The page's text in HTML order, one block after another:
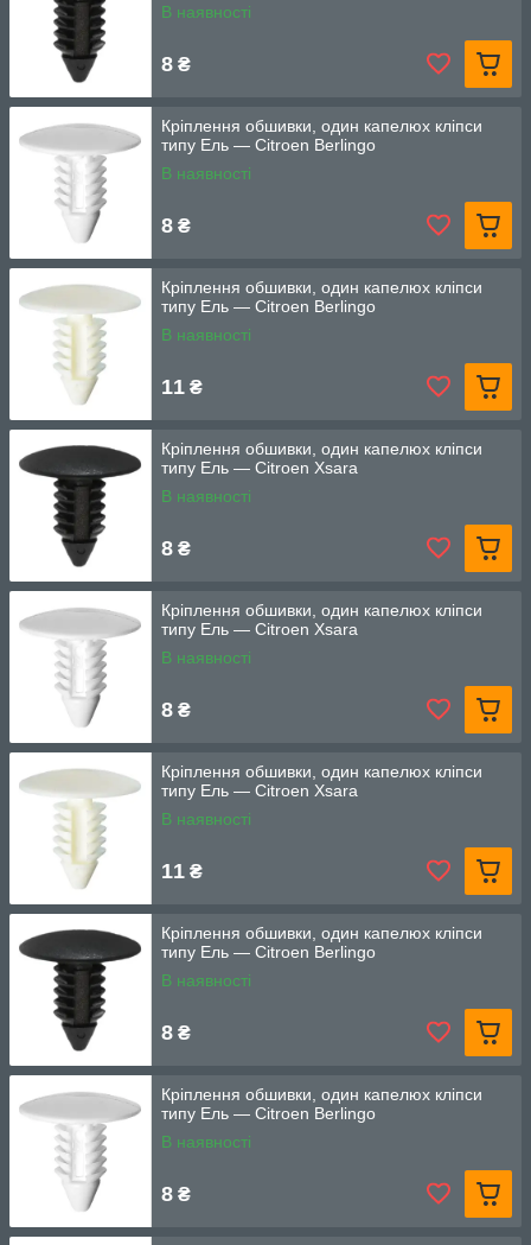
В наявності
8 ₴
Кріплення обшивки, один капелюх кліпси
типу Ель — Citroen Berlingo
В наявності
8 ₴
Кріплення обшивки, один капелюх кліпси
типу Ель — Citroen Berlingo
В наявності
11 ₴
Кріплення обшивки, один капелюх кліпси
типу Ель — Citroen Xsara
В наявності
8 ₴
Кріплення обшивки, один капелюх кліпси
типу Ель — Citroen Xsara
В наявності
8 ₴
Кріплення обшивки, один капелюх кліпси
типу Ель — Citroen Xsara
В наявності
11 ₴
Кріплення обшивки, один капелюх кліпси
типу Ель — Citroen Berlingo
В наявності
8 ₴
Кріплення обшивки, один капелюх кліпси
типу Ель — Citroen Berlingo
В наявності
8 ₴